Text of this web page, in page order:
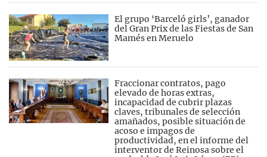
El grupo ‘Barceló girls’, ganador
del Gran Prix de las Fiestas de San
Mamés en Meruelo
Fraccionar contratos, pago
elevado de horas extras,
incapacidad de cubrir plazas
claves, tribunales de selección
amañados, posible situación de
acoso e impagos de
productividad, en el informe del
interventor de Reinosa sobre el